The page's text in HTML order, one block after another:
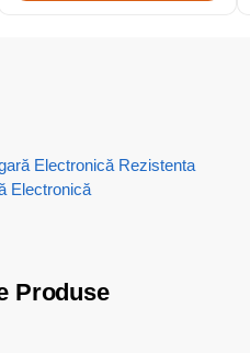
Electronică Rezistenta
Electronică
Produse